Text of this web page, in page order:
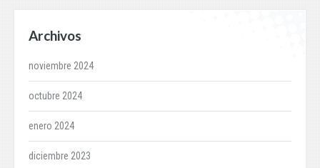
Archivos
noviembre 2024
octubre 2024
enero 2024
diciembre 2023